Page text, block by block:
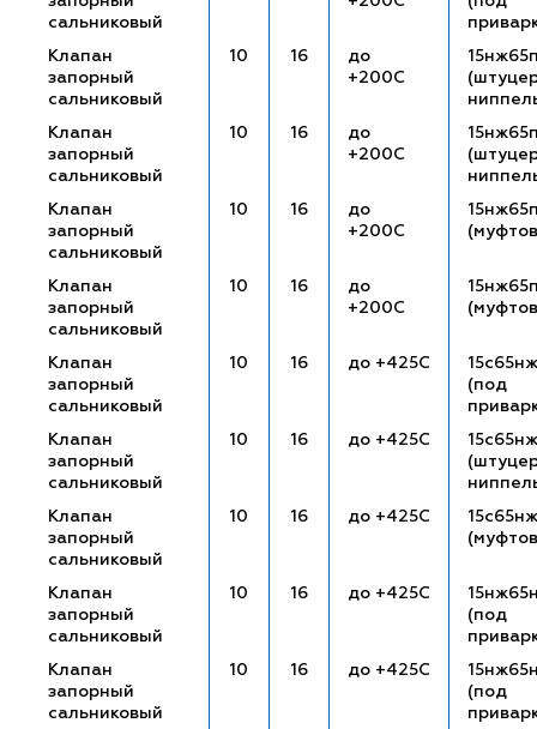
сальниковый
Клапан
запорный
сальниковый
10 16
до
+200С
Клапан
запорный
сальниковый
10 16
до
+200С
Клапан
запорный
сальниковый
10 16
до
+200С
Клапан
запорный
сальниковый
10 16
до
+200С
Клапан
запорный
сальниковый
10 16 до +425С
(под
Клапан
запорный
сальниковый
10 16 до +425С
Клапан
запорный
сальниковый
10 16 до +425С
Клапан
запорный
сальниковый
10 16 до +425С
(под
Клапан
запорный
сальниковый
10 16 до +425С
(под